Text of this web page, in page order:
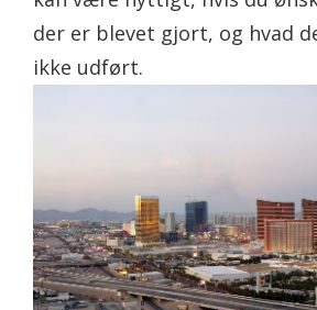
der er blevet gjort, og hvad
ikke udført.